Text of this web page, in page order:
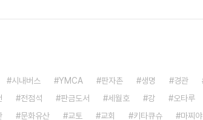
시내버스 YMCA 판자촌 생명 경관
전점석 판금도서 세월호 강 오타루
문화유산 교토 교회 키타큐슈 마찌야